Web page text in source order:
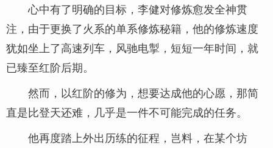
心中有了明确的目标，李健对修炼愈发全神贯
注，由于更换了火系的单系修炼秘籍，他的修炼速度
犹如坐上了高速列车，风驰电掣，短短一年时间，就
已臻至红阶后期。
然而，以红阶的修为，想要达成他的心愿，那简
直是比登天还难，几乎是一件不可能完成的任务。
他再度踏上外出历练的征程，岂料，在某个坊